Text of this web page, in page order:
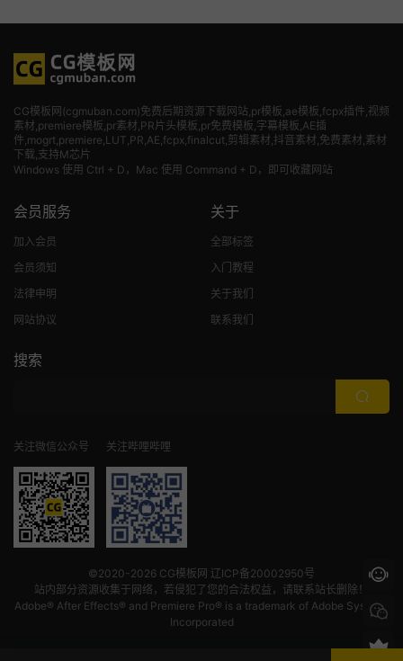
CG模板网(cgmuban.com)免费后期资源下载网站,pr模板,ae模板,fcpx插件,视频
素材 ,premiere模板,pr素材,PR片头模板,pr免费模板,字幕模板,AE插
件,mogrt,premiere,LUT,PR,AE,fcpx,finalcut,剪辑素材,抖音素材,免费素材,素材
下载,支持M芯片
Windows 使用 Ctrl + D，Mac 使用 Command + D，即可收藏网站
会员服务
加入会员
会员须知
法律申明
网站协议
关于
全部标签
入门教程
关于我们
联系我们
搜索
关注微信公众号 关注哔哩哔哩
©2020-2026 CG模板网 辽ICP备20002950号
站内部分资源收集于网络，若侵犯了您的合法权益，请联系站长删除！
Adobe® After Effects® and Premiere Pro® is a trademark of Adobe Systems
Incorporated